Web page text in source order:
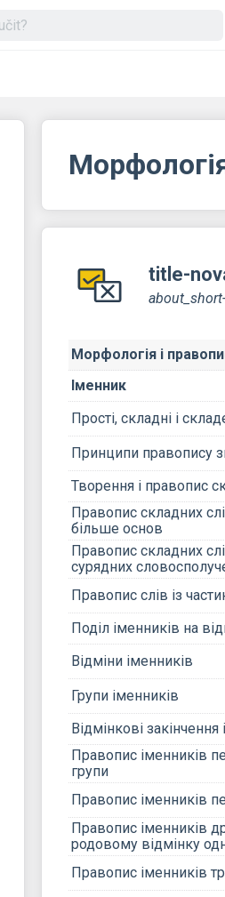
title-
Морфологія і
Іменник
Прості, складні і
Принципи правопису
Творення і правопис
Правопис складних
більше основ
Правопис складних
сурядних
Правопис слів із
Поділ іменників на
Відміни іменників
Групи іменників
Відмінкові закінчення
Правопис іменників
групи
Правопис іменників
Правопис іменників
родовому відмінку
Правопис іменників